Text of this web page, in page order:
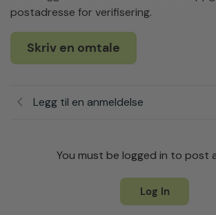
postadresse for verifisering.
Skriv en omtale
Legg til en anmeldelse
You must be logged in to post
Log In